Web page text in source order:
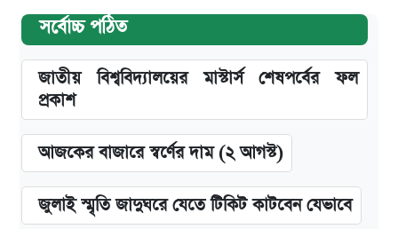
সর্বোচ্চ পঠিত
জাতীয় বিশ্ববিদ্যালয়ের মাস্টার্স শেষপর্বের ফল
প্রকাশ
আজকের বাজারে স্বর্ণের দাম (২ আগস্ট)
জুলাই স্মৃতি জাদুঘরে যেতে টিকিট কাটবেন যেভাবে